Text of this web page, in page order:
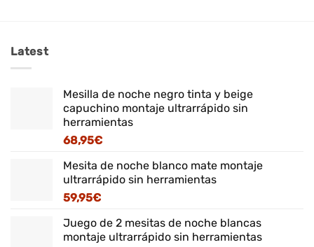
Latest
Mesilla de noche negro tinta y beige
capuchino montaje ultrarrápido sin
herramientas
68,95€
Mesita de noche blanco mate montaje
ultrarrápido sin herramientas
59,95€
Juego de 2 mesitas de noche blancas
montaje ultrarrápido sin herramientas